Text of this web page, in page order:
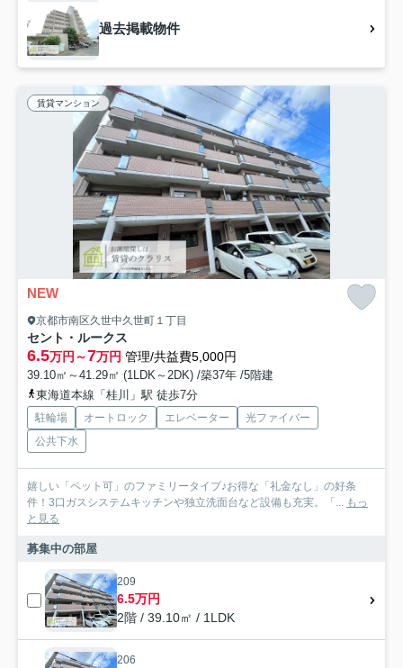
過去掲載物件
賃貸マンション
NEW
京都市南区久世中久世町１丁目
セント・ルークス
6.5万円～7万円 管理/共益費5,000円
39.10㎡～41.29㎡ (1LDK～2DK) /築37年 /5階建
東海道本線「桂川」駅 徒歩7分
駐輪場 オートロック エレベーター
光ファイバー
公共下水
嬉しい「ペット可」のファミリータイプ♪お得な「礼金なし」の好条
件！3口ガスシステムキッチンや独立洗面台など設備も充実。「... もっ
と見る
募集中の部屋
209
6.5万円
2階 / 39.10㎡ / 1LDK
206